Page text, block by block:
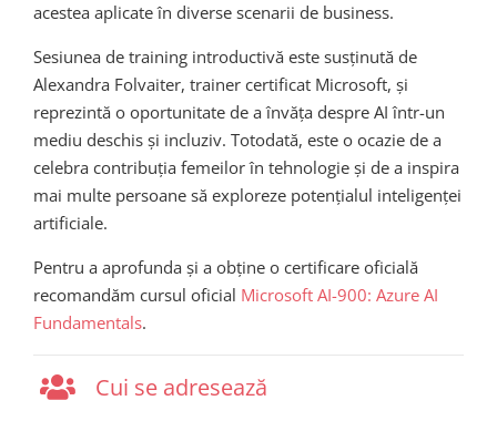
acestea aplicate în diverse scenarii de business.
Sesiunea de training introductivă este susținută de
Alexandra Folvaiter, trainer certificat Microsoft, și
reprezintă o oportunitate de a învăța despre AI într-un
mediu deschis și incluziv. Totodată, este o ocazie de a
celebra contribuția femeilor în tehnologie și de a inspira
mai multe persoane să exploreze potențialul inteligenței
artificiale.
Pentru a aprofunda și a obține o certificare oficială
recomandăm cursul oficial Microsoft AI-900: Azure AI
Fundamentals.
Cui se adresează